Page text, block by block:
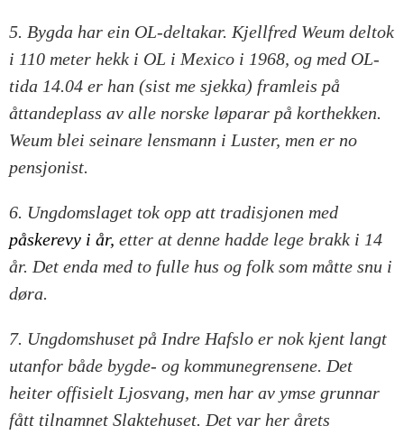
5. Bygda har ein OL-deltakar. Kjellfred Weum deltok
i 110 meter hekk i OL i Mexico i 1968, og med OL-
tida 14.04 er han (sist me sjekka) framleis på
åttandeplass av alle norske løparar på korthekken.
Weum blei seinare lensmann i Luster, men er no
pensjonist.
6. Ungdomslaget tok opp att tradisjonen med
påskerevy i år, etter at denne hadde lege brakk i 14
år. Det enda med to fulle hus og folk som måtte snu i
døra.
7. Ungdomshuset på Indre Hafslo er nok kjent langt
utanfor både bygde- og kommunegrensene. Det
heiter offisielt Ljosvang, men har av ymse grunnar
fått tilnamnet Slaktehuset. Det var her årets